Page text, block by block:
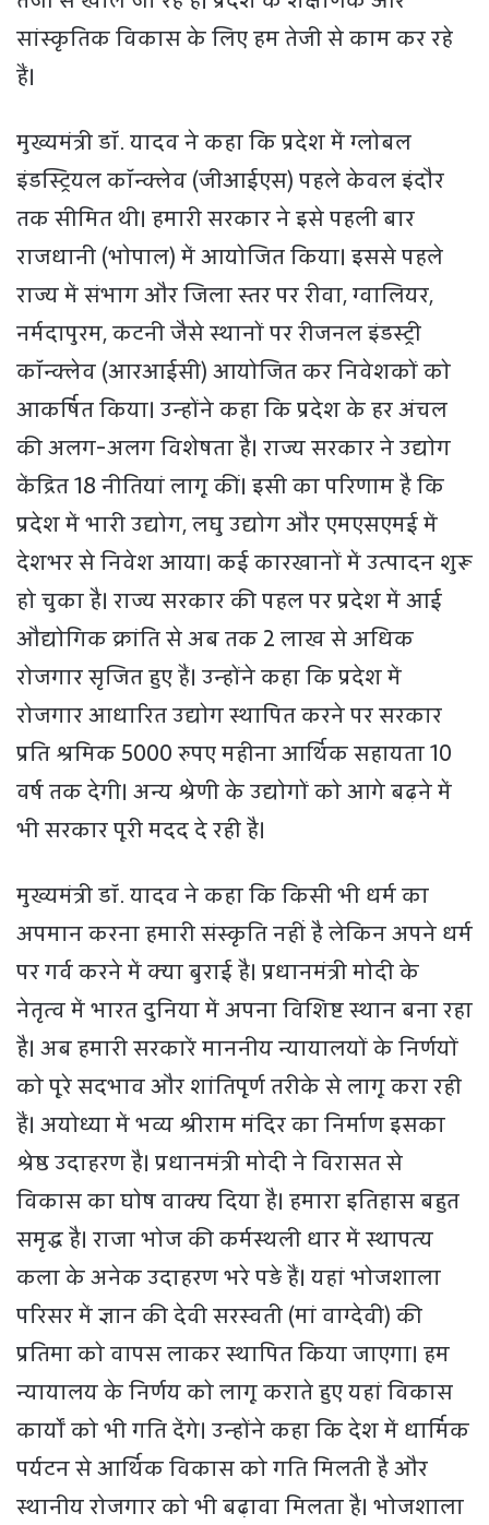
सांस्कृतिक विकास के लिए हम तेजी से काम कर रहे
हैं।
मुख्यमंत्री डॉ. यादव ने कहा कि प्रदेश में ग्लोबल
इंडस्ट्रियल कॉन्क्लेव (जीआईएस) पहले केवल इंदौर
तक सीमित थी। हमारी सरकार ने इसे पहली बार
राजधानी (भोपाल) में आयोजित किया। इससे पहले
राज्य में संभाग और जिला स्तर पर रीवा, ग्वालियर,
नर्मदापुरम, कटनी जैसे स्थानों पर रीजनल इंडस्ट्री
कॉन्क्लेव (आरआईसी) आयोजित कर निवेशकों को
आकर्षित किया। उन्होंने कहा कि प्रदेश के हर अंचल
की अलग-अलग विशेषता है। राज्य सरकार ने उद्योग
केंद्रित 18 नीतियां लागू कीं। इसी का परिणाम है कि
प्रदेश में भारी उद्योग, लघु उद्योग और एमएसएमई में
देशभर से निवेश आया। कई कारखानों में उत्पादन शुरू
हो चुका है। राज्य सरकार की पहल पर प्रदेश में आई
औद्योगिक क्रांति से अब तक 2 लाख से अधिक
रोजगार सृजित हुए हैं। उन्होंने कहा कि प्रदेश में
रोजगार आधारित उद्योग स्थापित करने पर सरकार
प्रति श्रमिक 5000 रुपए महीना आर्थिक सहायता 10
वर्ष तक देगी। अन्य श्रेणी के उद्योगों को आगे बढ़ने में
भी सरकार पूरी मदद दे रही है।
मुख्यमंत्री डॉ. यादव ने कहा कि किसी भी धर्म का
अपमान करना हमारी संस्कृति नहीं है लेकिन अपने धर्म
पर गर्व करने में क्या बुराई है। प्रधानमंत्री मोदी के
नेतृत्व में भारत दुनिया में अपना विशिष्ट स्थान बना रहा
है। अब हमारी सरकारें माननीय न्यायालयों के निर्णयों
को पूरे सदभाव और शांतिपूर्ण तरीके से लागू करा रही
हैं। अयोध्या में भव्य श्रीराम मंदिर का निर्माण इसका
श्रेष्ठ उदाहरण है। प्रधानमंत्री मोदी ने विरासत से
विकास का घोष वाक्य दिया है। हमारा इतिहास बहुत
समृद्ध है। राजा भोज की कर्मस्थली धार में स्थापत्य
कला के अनेक उदाहरण भरे पड़े हैं। यहां भोजशाला
परिसर में ज्ञान की देवी सरस्वती (मां वाग्देवी) की
प्रतिमा को वापस लाकर स्थापित किया जाएगा। हम
न्यायालय के निर्णय को लागू कराते हुए यहां विकास
कार्यों को भी गति देंगे। उन्होंने कहा कि देश में धार्मिक
पर्यटन से आर्थिक विकास को गति मिलती है और
स्थानीय रोजगार को भी बढ़ावा मिलता है। भोजशाला